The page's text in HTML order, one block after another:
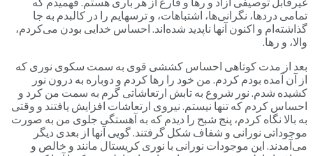
تمامی دردها، نگرانی‌ها، اشتباهات، و ترسهایم را در کالبدم به جا
گذاشته‌ام و اکنون آنها ناپدید شده‌اند. احساس خدایی بودن می‌کردم،
والا، و رها.
بعد از مدت کوتاهی احساس کششی قوی به سمت سکوی نوری که
از آن آمده بودم کردم. من خود را رها کردم و دوباره به درون نور
کشیده شدم. نور شروع به تابش ارتعاشاتی گرم به سمت من کرد و
احساس کردم که تنها نیستم. نیروی ارتعاشات افزایش یافتند و وقتی
به بالا نگاه کردم، پنج شبح را دیدم که به آهستگی جلوی من به صورت
موجوداتی نورانی و شفاف شکل گرفتند. گویی آنها از بعدی دیگر
می‌آمدند. این موجودات نورانی با نوری کریستال مانند و خالص و